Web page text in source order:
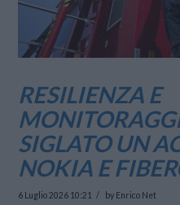
RESILIENZA E
SIGLATO UN
NOKIA E
6 Luglio 2026 10:21 by Enrico Net